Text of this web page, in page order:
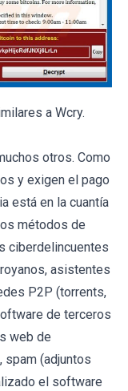
a Wcry.
otros. Como
y exigen el pago
está en la cuantía
métodos de
ciberdelincuentes
asistentes
P2P (torrents,
de terceros
web de
spam (adjuntos
el software